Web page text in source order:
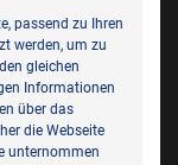
passend zu Ihren
werden, um zu
gleichen
Informationen
über das
die Webseite
unternommen